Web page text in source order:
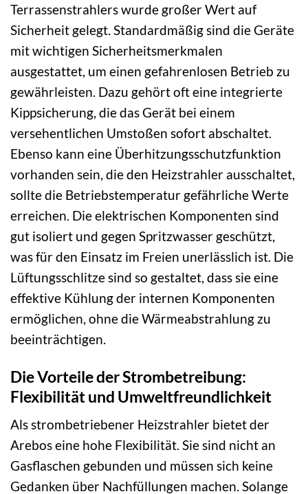
Terrassenstrahlers wurde großer Wert auf
Sicherheit gelegt. Standardmäßig sind die Geräte
mit wichtigen Sicherheitsmerkmalen
ausgestattet, um einen gefahrenlosen Betrieb zu
gewährleisten. Dazu gehört oft eine integrierte
Kippsicherung, die das Gerät bei einem
versehentlichen Umstoßen sofort abschaltet.
Ebenso kann eine Überhitzungsschutzfunktion
vorhanden sein, die den Heizstrahler ausschaltet,
sollte die Betriebstemperatur gefährliche Werte
erreichen. Die elektrischen Komponenten sind
gut isoliert und gegen Spritzwasser geschützt,
was für den Einsatz im Freien unerlässlich ist. Die
Lüftungsschlitze sind so gestaltet, dass sie eine
effektive Kühlung der internen Komponenten
ermöglichen, ohne die Wärmeabstrahlung zu
beeinträchtigen.
Die Vorteile der Strombetreibung:
Flexibilität und Umweltfreundlichkeit
Als strombetriebener Heizstrahler bietet der
Arebos eine hohe Flexibilität. Sie sind nicht an
Gasflaschen gebunden und müssen sich keine
Gedanken über Nachfüllungen machen. Solange